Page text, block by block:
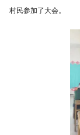
村民参加了大会。